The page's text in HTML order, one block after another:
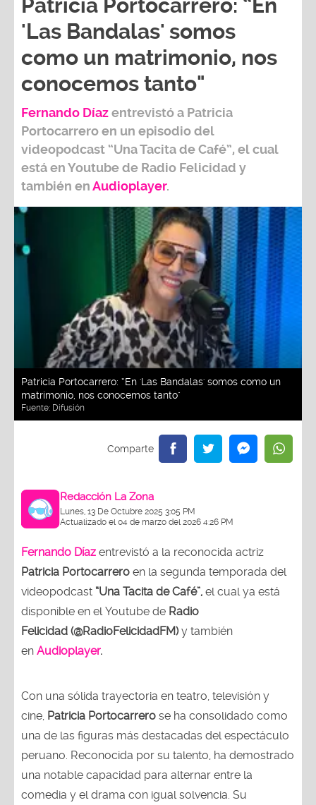
Patricia Portocarrero: “En
'Las Bandalas' somos
como un matrimonio, nos
conocemos tanto"
Fernando Díazentrevistó a Patricia
Portocarreroen un episodio del
videopodcast “Una Tacita de Café”, el cual
está en Youtube de Radio Felicidad y
también enAudioplayer.
Patricia Portocarrero: “En 'Las Bandalas' somos como un
matrimonio, nos conocemos tanto"
Fuente: Difusión
Redacción La Zona
Lunes, 13 De Octubre 2025 3:05 PM
Actualizado el 04 de marzo del 2026 4:26 PM
Fernando Díaz entrevistó a la reconocida actriz
Patricia Portocarrero en la segunda temporada del
videopodcast “Una Tacita de Café”, el cual ya está
disponible en el Youtube de Radio
Felicidad (@RadioFelicidadFM)y también
en Audioplayer.
Con una sólida trayectoria en teatro, televisión y
cine, Patricia Portocarrero se ha consolidado como
una de las figuras más destacadas del espectáculo
peruano. Reconocida por su talento, ha demostrado
una notable capacidad para alternar entre la
comedia y el drama con igual solvencia. Su